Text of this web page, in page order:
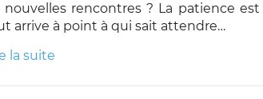
nouvelles rencontres ? La patience
arrive à point à qui sait attendre…
la suite